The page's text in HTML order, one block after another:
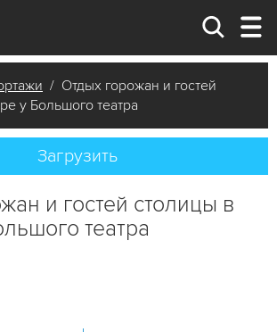
/ Отдых горожан и гостей
у Большого театра
Загрузить
и гостей столицы в
театра